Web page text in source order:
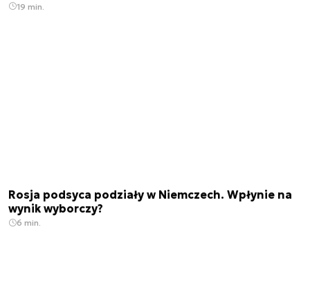
19 min.
Rosja podsyca podziały w Niemczech. Wpłynie na
wynik wyborczy?
6 min.